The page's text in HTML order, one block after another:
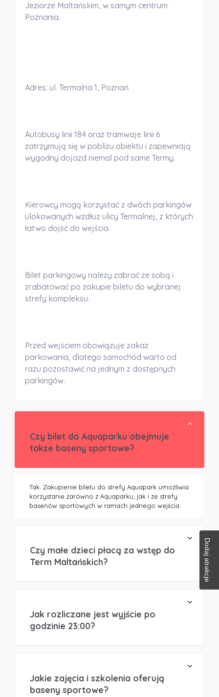
Jeziorze Maltańskim, w samym centrum
Poznania.
Adres: ul. Termalna 1, Poznań
Autobusy linii 184 oraz tramwaje linii 6
zatrzymują się w pobliżu obiektu i zapewniają
wygodny dojazd niemal pod same Termy.
Kierowcy mogą korzystać z dwóch parkingów
ulokowanych wzdłuż ulicy Termalnej, z których
łatwo dojść do wejścia.
Bilet parkingowy należy zabrać ze sobą i
zrabatować po zakupie biletu do wybranej
strefy kompleksu.
Przed wejściem obowiązuje zakaz
parkowania, dlatego samochód warto od
razu pozostawić na jednym z dostępnych
parkingów.
Czy bilet do Aquaparku obejmuje
także baseny sportowe?
Tak. Zakupienie biletu do strefy Aquapark umożliwia
korzystanie zarówno z Aquaparku, jak i ze strefy
basenów sportowych w ramach jednego wejścia.
Czy małe dzieci płacą za wstęp do
Term Maltańskich?
Jak rozliczane jest wyjście po
godzinie 23:00?
Jakie zajęcia i szkolenia oferują
baseny sportowe?
Dodaj atrakcje